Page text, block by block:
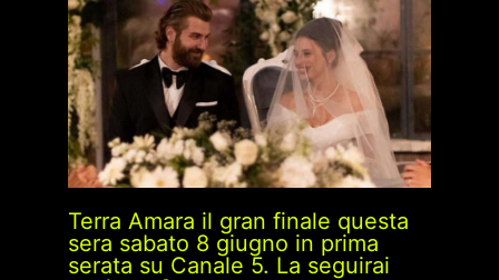
Terra Amara il gran finale questa
sera sabato 8 giugno in prima
serata su Canale 5. La seguirai